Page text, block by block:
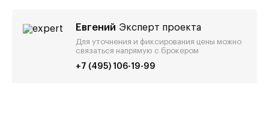
Евгений Эксперт проекта
Для уточнения и фиксирования цены можно
связаться напрямую с брокером
+7 (495) 106-19-99